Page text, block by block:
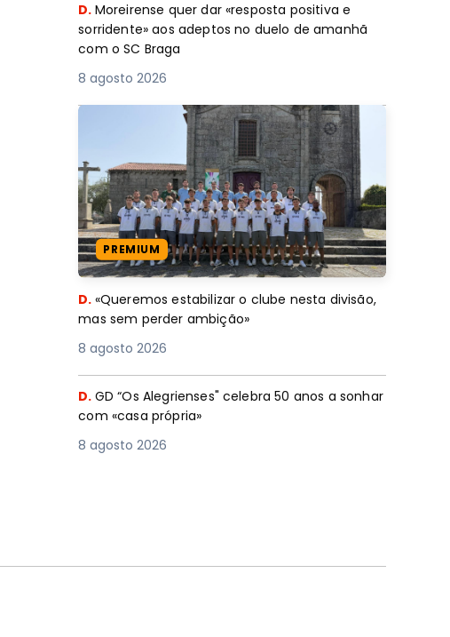
D. Moreirense quer dar «resposta positiva e
sorridente» aos adeptos no duelo de amanhã
com o SC Braga
8 agosto 2026
PREMIUM
D. «Queremos estabilizar o clube nesta divisão,
mas sem perder ambição»
8 agosto 2026
D. GD “Os Alegrienses" celebra 50 anos a sonhar
com «casa própria»
8 agosto 2026